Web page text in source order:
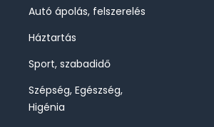
Autó ápolás, felszerelés
Háztartás
Sport, szabadidő
Szépség, Egészség,
Higénia